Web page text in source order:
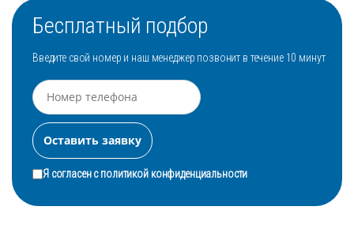
Бесплатный подбор
Введите свой номер и наш менеджер позвонит в течение 10 минут
Я согласен сполитикой конфиденциальности